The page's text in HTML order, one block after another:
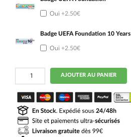
Oui +2.50€
Badge UEFA Foundation 10 Years
Oui +2.50€
quantité
Maillot
Croatie
Domicile
Enfant
2026
2027
AJOUTER AU PANIER